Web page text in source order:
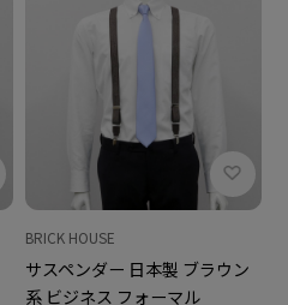
BRICK HOUSE
サスペンダー 日本製 ブラウン
系 ビジネス フォーマル